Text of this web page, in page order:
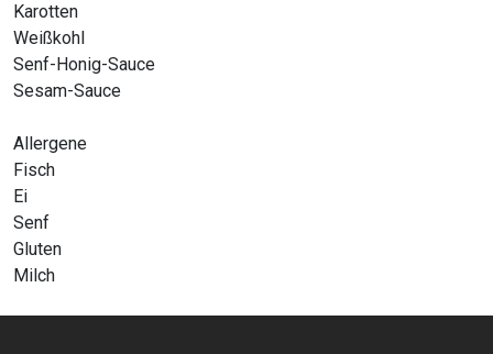
Karotten
Weißkohl
Senf-Honig-Sauce
Sesam-Sauce
Allergene
Fisch
Ei
Senf
Gluten
Milch